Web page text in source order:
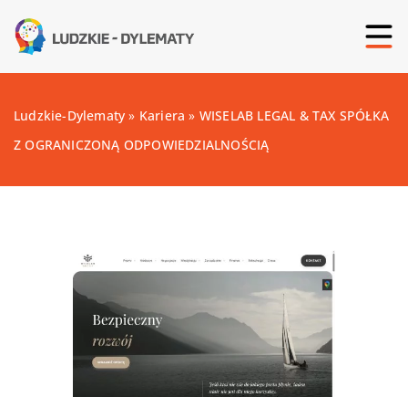
Ludzkie-Dylematy » Kariera » WISELAB LEGAL & TAX SPÓŁKA
Z OGRANICZONĄ ODPOWIEDZIALNOŚCIĄ